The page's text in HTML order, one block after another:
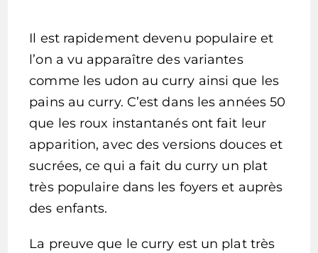
Il est rapidement devenu populaire et
l’on a vu apparaître des variantes
comme les udon au curry ainsi que les
pains au curry. C’est dans les années 50
que les roux instantanés ont fait leur
apparition, avec des versions douces et
sucrées, ce qui a fait du curry un plat
très populaire dans les foyers et auprès
des enfants.
La preuve que le curry est un plat très